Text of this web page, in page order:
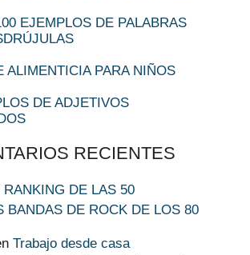
EJEMPLOS DE PALABRAS
ALIMENTICIA PARA NIÑOS
DE ADJETIVOS
RECIENTES
RANKING DE LAS 50
BANDAS DE ROCK DE LOS 80
Trabajo desde casa